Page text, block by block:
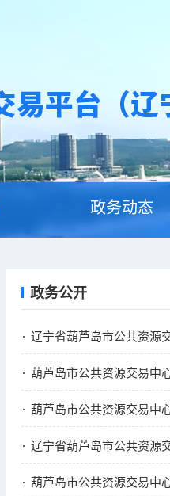
政务动态
政务公开
辽宁省葫芦岛市公共资源
葫芦岛市公共资源交易中
葫芦岛市公共资源交易中
辽宁省葫芦岛市公共资源
葫芦岛市公共资源交易中